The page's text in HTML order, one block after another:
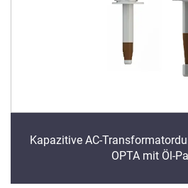
Kapazitive AC-
OPTA mit Öl-